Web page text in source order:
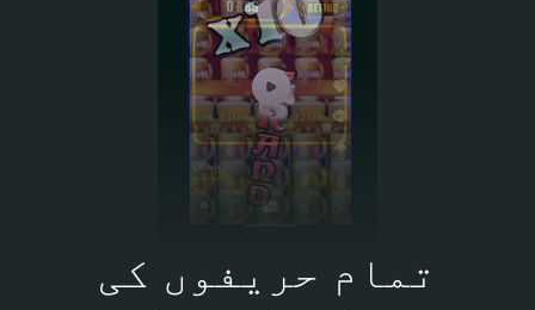
تمام حریفوں کی